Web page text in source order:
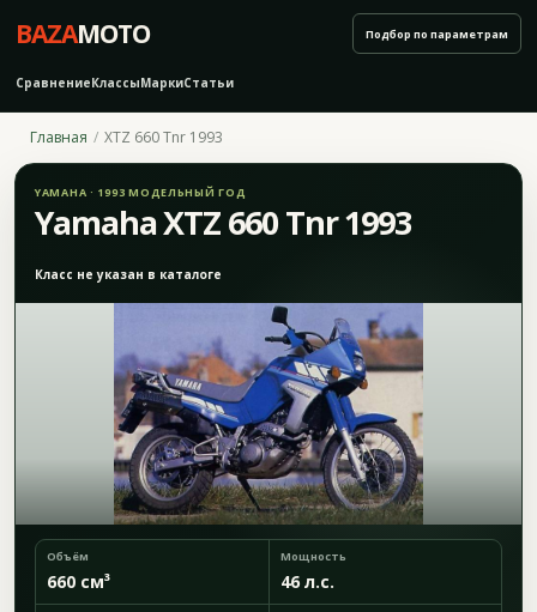
BAZAMOTO
СравнениеКлассыМаркиСтатьи
Подбор по параметрам
Главная XTZ 660 Tnr 1993
YAMAHA · 1993 МОДЕЛЬНЫЙ ГОД
Yamaha XTZ 660 Tnr 1993
Класс не указан в каталоге
Объём
660 см³
Мощность
46 л.с.